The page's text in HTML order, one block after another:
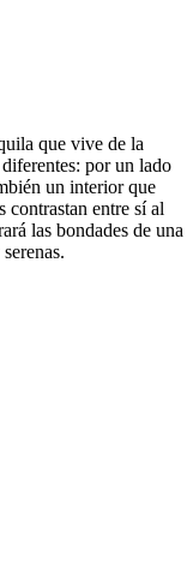
que vive de la
por un lado
un interior que
contrastan entre sí al
las bondades de una